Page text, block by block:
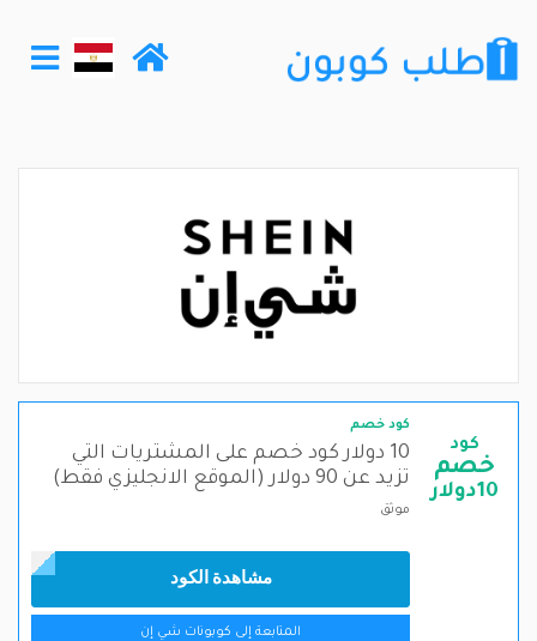
كود
خصم
10دولار
كود خصم
10 دولار كود خصم على المشتريات التي
تزيد عن 90 دولار (الموقع الانجليزي فقط)
موثق
مشاهدة الكود
المتابعة إلى كوبونات شي إن